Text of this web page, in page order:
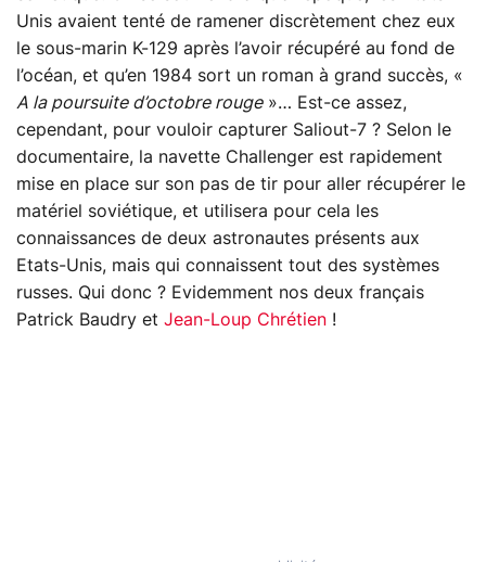
Unis avaient tenté de ramener discrètement chez eux
le sous-marin K-129 après l’avoir récupéré au fond de
l’océan, et qu’en 1984 sort un roman à grand succès, «
A la poursuite d’octobre rouge»… Est-ce assez,
cependant, pour vouloir capturer Saliout-7 ? Selon le
documentaire, la navette Challenger est rapidement
mise en place sur son pas de tir pour aller récupérer le
matériel soviétique, et utilisera pour cela les
connaissances de deux astronautes présents aux
Etats-Unis, mais qui connaissent tout des systèmes
russes. Qui donc ? Evidemment nos deux français
Patrick Baudry et Jean-Loup Chrétien !